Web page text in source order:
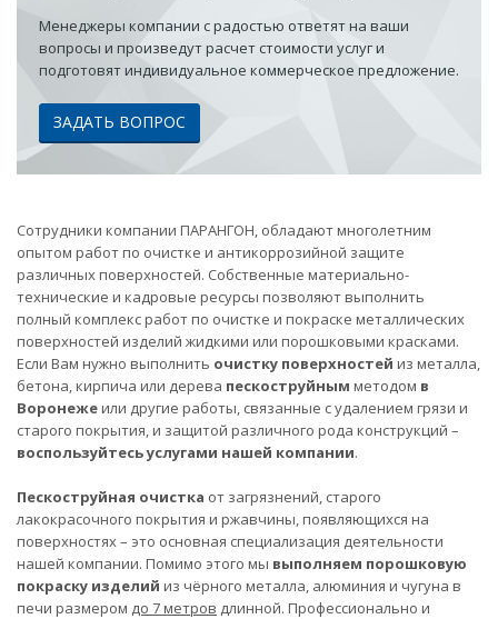
Менеджеры компании с радостью ответят на ваши
вопросы и произведут расчет стоимости услуг и
подготовят индивидуальное коммерческое предложение.
ЗАДАТЬ ВОПРОС
Сотрудники компании ПАРАНГОН, обладают многолетним
опытом работ по очистке и антикоррозийной защите
различных поверхностей. Собственные материально-
технические и кадровые ресурсы позволяют выполнить
полный комплекс работ по очистке и покраске металлических
поверхностей изделий жидкими или порошковыми красками.
Если Вам нужно выполнить очистку поверхностей из металла,
бетона, кирпича или дерева пескоструйным методом в
Воронежеили другие работы, связанные с удалением грязи и
старого покрытия, и защитой различного рода конструкций –
воспользуйтесь услугами нашей компании.
Пескоструйная очистка от загрязнений, старого
лакокрасочного покрытия и ржавчины, появляющихся на
поверхностях – это основная специализация деятельности
нашей компании. Помимо этого мы выполняем порошковую
покраску изделий из чёрного металла, алюминия и чугуна в
печи размером до 7 метров длинной. Профессионально и